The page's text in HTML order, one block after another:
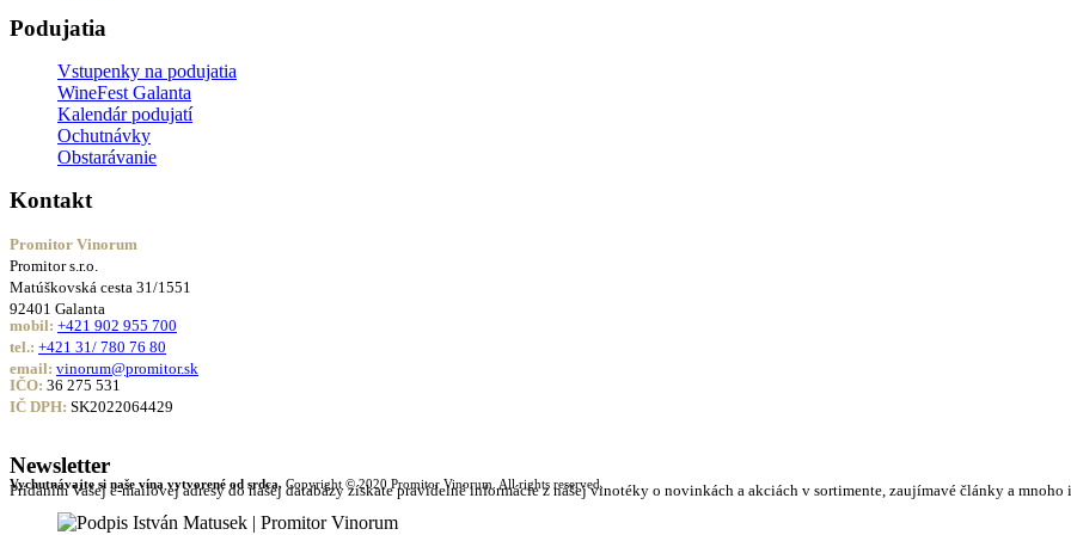
Podujatia
Vstupenky na podujatia
WineFest Galanta
Kalendár podujatí
Ochutnávky
Obstarávanie
Kontakt
Promitor Vinorum
Promitor s.r.o.
Matúškovská cesta 31/1551
92401 Galanta
mobil: +421 902 955 700
tel.: +421 31/ 780 76 80
email: vinorum@promitor.sk
IČO: 36 275 531
IČ DPH: SK2022064429
Newsletter
Pridaním Vašej e-mailovej adresy do našej databázy získate pravidelné informácie z nášej vinotéky o novinkách a akciách v sortimente, zaujímavé články a mnoho
Vychutnávajte si naše vína vytvorené od srdca. Copyright © 2020 Promitor Vinorum. All rights reserved.